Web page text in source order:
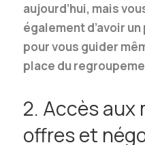
aujourd’hui, mais
également d’avoir
pour vous guider
place du
2. Accès aux
offres et